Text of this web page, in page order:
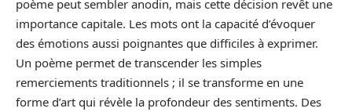
poème peut sembler anodin, mais cette décision revêt une
importance capitale. Les mots ont la capacité d’évoquer
des émotions aussi poignantes que difficiles à exprimer.
Un poème permet de transcender les simples
remerciements traditionnels ; il se transforme en une
forme d’art qui révèle la profondeur des sentiments. Des